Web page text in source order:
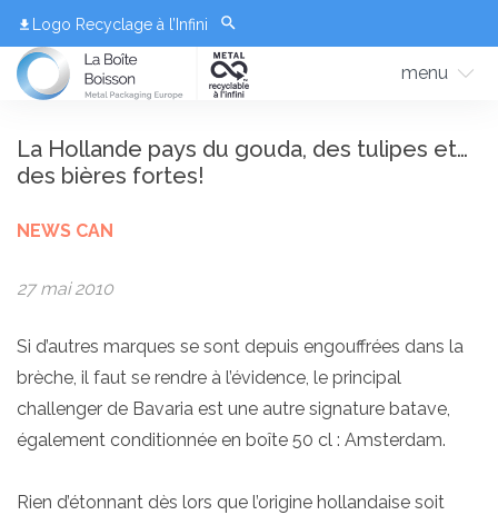
Logo Recyclage à l’Infini
menu
La Hollande pays du gouda, des tulipes et…
des bières fortes!
NEWS CAN
27 mai 2010
Si d’autres marques se sont depuis engouffrées dans la
brèche, il faut se rendre à l’évidence, le principal
challenger de Bavaria est une autre signature batave,
également conditionnée en boîte 50 cl : Amsterdam.
Rien d’étonnant dès lors que l’origine hollandaise soit